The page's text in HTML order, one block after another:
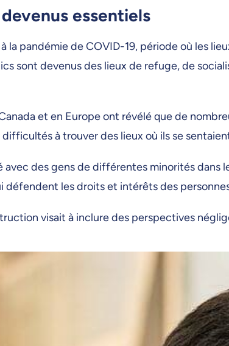
essentiels
la pandémie de COVID-19, période où les
sont devenus des lieux de refuge, de
et en Europe ont révélé que de
à trouver des lieux où ils se
des gens de différentes minorités dans
défendent les droits et intérêts des
visait à inclure des perspectives